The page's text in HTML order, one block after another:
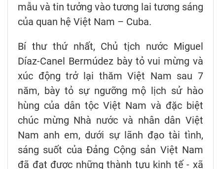
mẫu và tin tưởng vào tương lai tương sáng
của quan hệ Việt Nam – Cuba.
Bí thư thứ nhất, Chủ tịch nước Miguel
Díaz-Canel Bermúdez bày tỏ vui mừng và
xúc động trở lại thăm Việt Nam sau 7
năm, bày tỏ sự ngưỡng mộ lịch sử hào
hùng của dân tộc Việt Nam và đặc biệt
chúc mừng Nhà nước và nhân dân Việt
Nam anh em, dưới sự lãnh đạo tài tình,
sáng suốt của Đảng Cộng sản Việt Nam
đã đạt được những thành tựu kinh tế - xã